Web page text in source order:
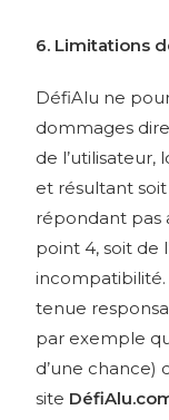
6. Limitations
DéfiAlu ne
dommages
de l’utilisateur,
et résultant soit
répondant pas
point 4, soit de
tenue
par exemple
d’une chance)
site